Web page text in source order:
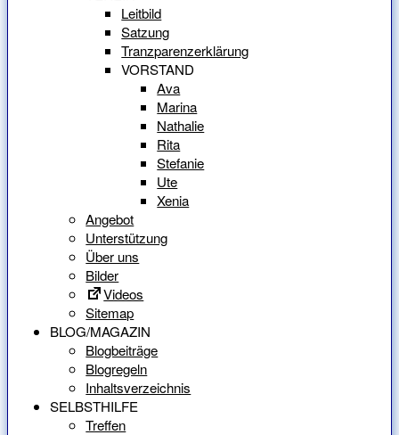
Leitbild
Satzung
Tranzparenzerklärung
VORSTAND
Ava
Marina
Nathalie
Rita
Stefanie
Ute
Xenia
Angebot
Unterstützung
Über uns
Bilder
Videos
Sitemap
BLOG/MAGAZIN
Blogbeiträge
Blogregeln
Inhaltsverzeichnis
SELBSTHILFE
Treffen